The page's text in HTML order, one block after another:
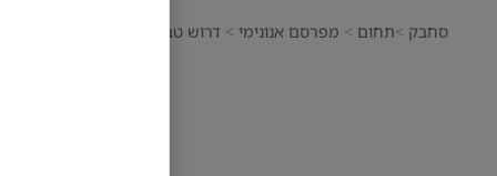
סחבק תחום מפרסם אנונימי דרוש טבח